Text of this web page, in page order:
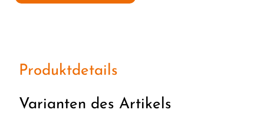
Produktdetails
Varianten des Artikels